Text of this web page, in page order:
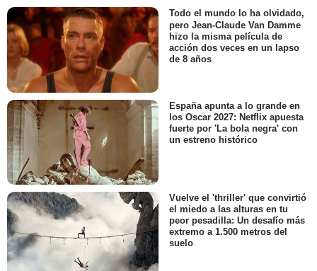
Todo el mundo lo ha olvidado,
pero Jean-Claude Van Damme
hizo la misma película de
acción dos veces en un lapso
de 8 años
España apunta a lo grande en
los Oscar 2027: Netflix apuesta
fuerte por 'La bola negra' con
un estreno histórico
Vuelve el 'thriller' que convirtió
el miedo a las alturas en tu
peor pesadilla: Un desafío más
extremo a 1.500 metros del
suelo